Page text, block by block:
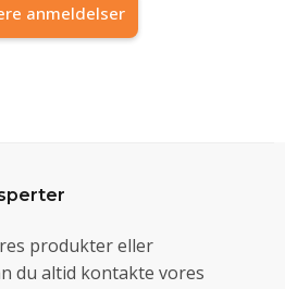
anmeldelser
produkter eller
du altid kontakte vores